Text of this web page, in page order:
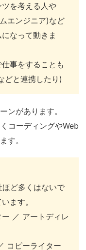
を考える人や
エンジニア)など
なって動きま
事をすることも
どと連携したり)
ンがあります。
コーディングやWeb
す。
ど多くはないで
ます。
／ アートディレ
コピーライター